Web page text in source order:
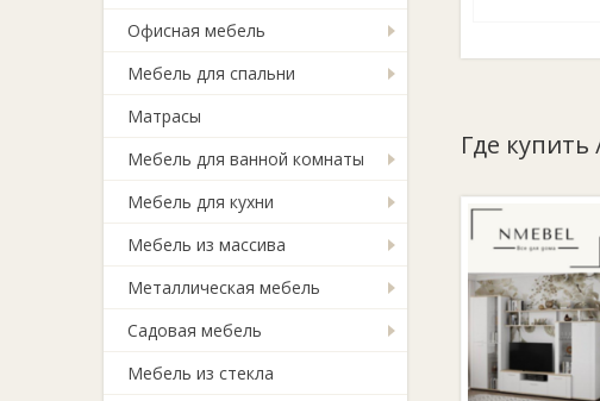
Офисная мебель
Мебель для спальни
Матрасы
Мебель для ванной комнаты
Мебель для кухни
Мебель из массива
Металлическая мебель
Садовая мебель
Мебель из стекла
Где